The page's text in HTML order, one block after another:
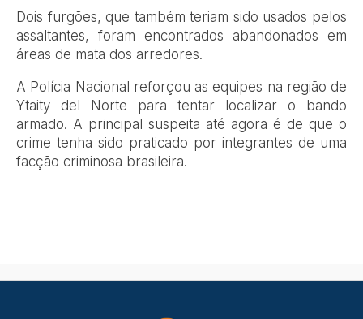
Dois furgões, que também teriam sido usados pelos
assaltantes, foram encontrados abandonados em
áreas de mata dos arredores.
A Polícia Nacional reforçou as equipes na região de
Ytaity del Norte para tentar localizar o bando
armado. A principal suspeita até agora é de que o
crime tenha sido praticado por integrantes de uma
facção criminosa brasileira.